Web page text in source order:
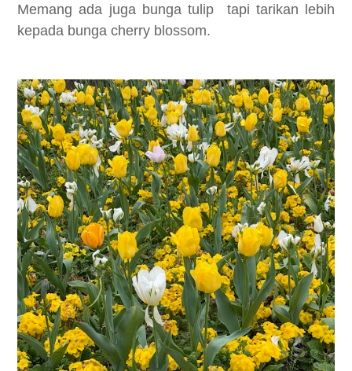
Memang ada juga bunga tulip tapi tarikan lebih
kepada bunga cherry blossom.